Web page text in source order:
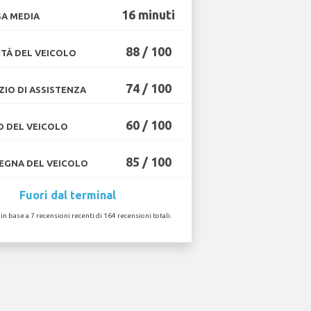
MEDIA 16 minuti
DEL VEICOLO 88 / 100
DI ASSISTENZA 74 / 100
DEL VEICOLO 60 / 100
DEL VEICOLO 85 / 100
Fuori dal terminal
base a 7 recensioni recenti di 164 recensioni totali.